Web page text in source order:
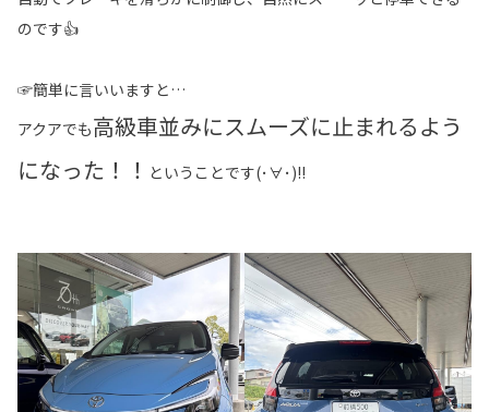
のです👍
☞簡単に言いいますと…
アクアでも高級車並みにスムーズに止まれるよう
になった！！ ということです(･∀･)!!